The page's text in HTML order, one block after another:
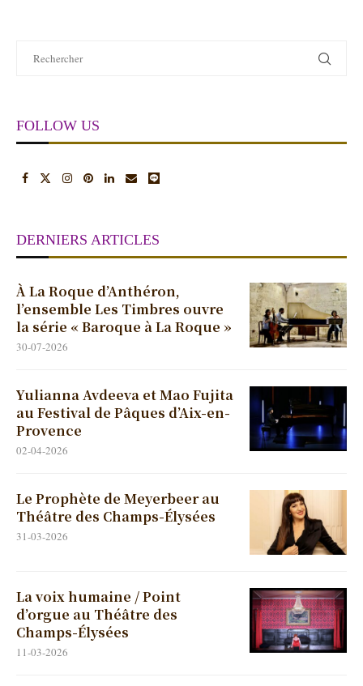
FOLLOW US
DERNIERS ARTICLES
À La Roque d’Anthéron,
l’ensemble Les Timbres ouvre
la série « Baroque à La Roque »
30-07-2026
Yulianna Avdeeva et Mao Fujita
au Festival de Pâques d’Aix-en-
Provence
02-04-2026
Le Prophète de Meyerbeer au
Théâtre des Champs-Élysées
31-03-2026
La voix humaine / Point
d’orgue au Théâtre des
Champs-Élysées
11-03-2026